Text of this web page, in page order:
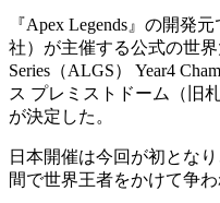
『Apex Legends』の開発
社）が主催する公式の世
Series（ALGS） Year4
ス プレミストドーム（旧
が決定した。
日本開催は今回が初となり
間で世界王者をかけて争わ